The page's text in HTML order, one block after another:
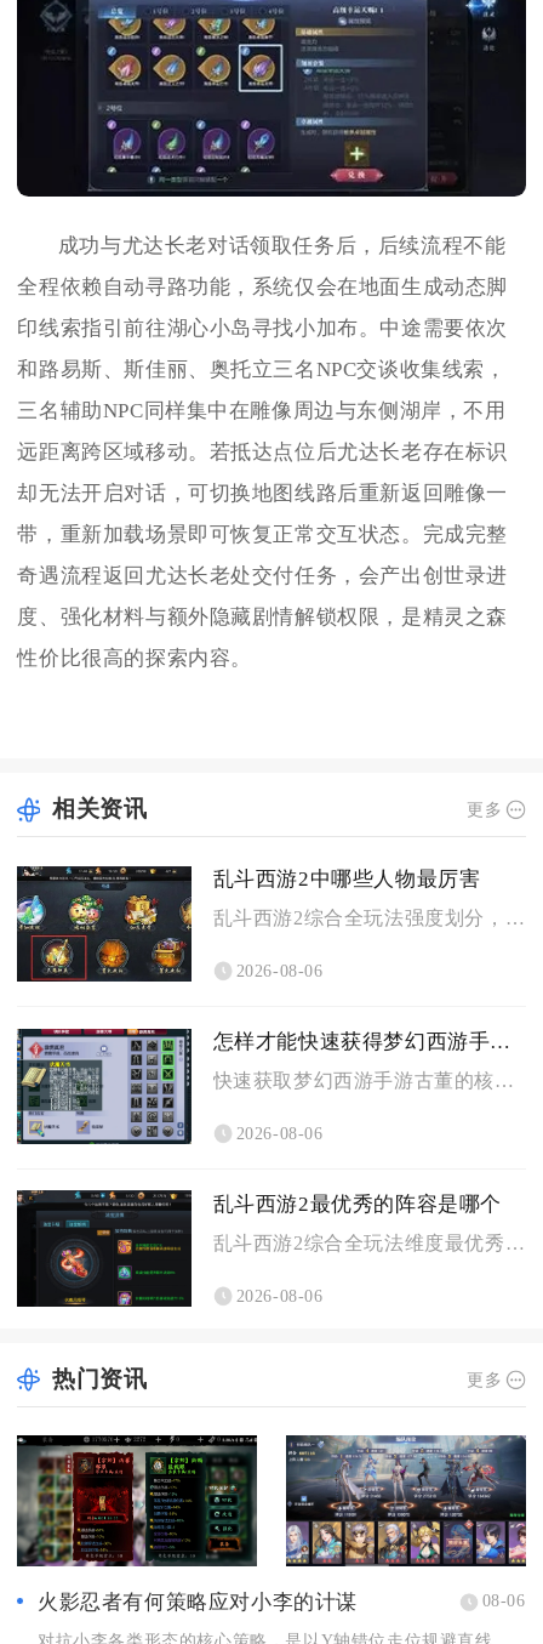
成功与尤达长老对话领取任务后，后续流程不能
全程依赖自动寻路功能，系统仅会在地面生成动态脚
印线索指引前往湖心小岛寻找小加布。中途需要依次
和路易斯、斯佳丽、奥托立三名NPC交谈收集线索，
三名辅助NPC同样集中在雕像周边与东侧湖岸，不用
远距离跨区域移动。若抵达点位后尤达长老存在标识
却无法开启对话，可切换地图线路后重新返回雕像一
带，重新加载场景即可恢复正常交互状态。完成完整
奇遇流程返回尤达长老处交付任务，会产出创世录进
度、强化材料与额外隐藏剧情解锁权限，是精灵之森
性价比很高的探索内容。
相关资讯 更多
乱斗西游2中哪些人物最厉害
乱斗西游2综合全玩法强度划分，公认综合实力顶尖的强势人物分为...
2026-08-06
怎样才能快速获得梦幻西游手游的古董
快速获取梦幻西游手游古董的核心是优先提升考古等级、低成本获取...
2026-08-06
乱斗西游2最优秀的阵容是哪个
乱斗西游2综合全玩法维度最优秀的阵容为蛟魔王搭配魍魉与牛头马...
2026-08-06
热门资讯 更多
火影忍者有何策略应对小李的计谋 08-06